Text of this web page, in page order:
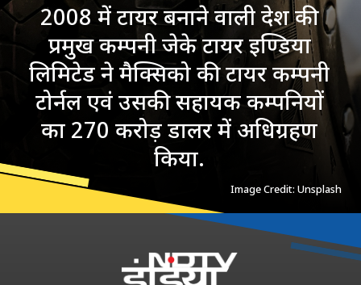
2008 में टायर बनाने वाली देश की
प्रमुख कम्पनी जेके टायर इण्डिया
लिमिटेड ने मैक्सिको की टायर कम्पनी
टोर्नल एवं उसकी सहायक कम्पनियों
का 270 करोड़ डालर में अधिग्रहण
किया.
Image Credit: Unsplash